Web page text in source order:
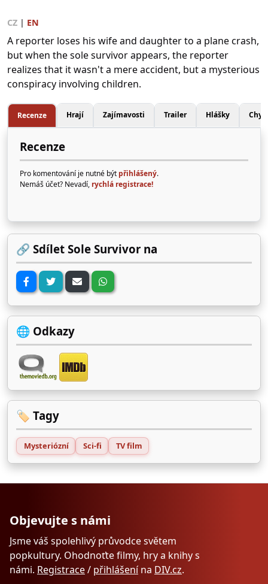
CZ | EN
A reporter loses his wife and daughter to a plane crash,
but when the sole survivor appears, the reporter
realizes that it wasn't a mere accident, but a mysterious
conspiracy involving children.
Recenze Hrají Zajímavosti Trailer Hlášky
Recenze
Pro komentování je nutné být přihlášený.
Nemáš účet? Nevadí, rychlá registrace!
🔗 Sdílet Sole Survivor na
🌐 Odkazy
🏷️ Tagy
Mysteriózní Sci-fi TV film
Objevujte s námi
Jsme váš spolehlivý průvodce světem
popkultury. Ohodnoťte filmy, hry a knihy s
námi. Registrace/ přihlášenína DIV.cz.